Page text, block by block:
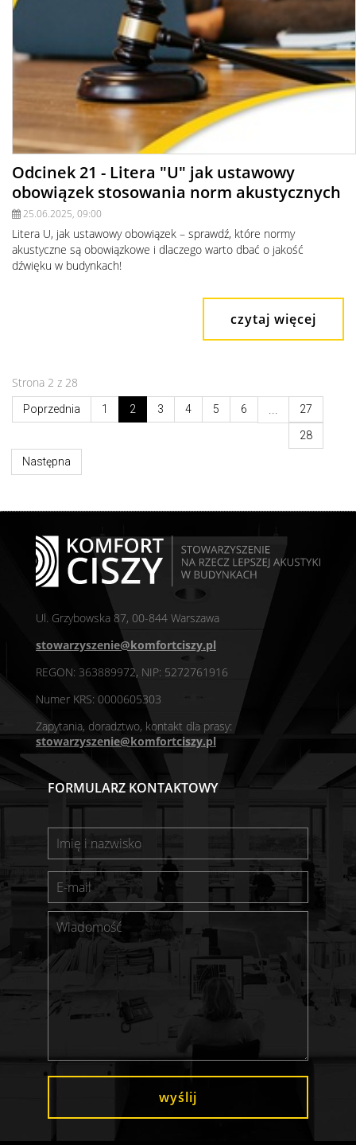
Odcinek 21 - Litera "U" jak ustawowy
obowiązek stosowania norm akustycznych
25.06.2025, 09:00
Litera U, jak ustawowy obowiązek – sprawdź, które normy
akustyczne są obowiązkowe i dlaczego warto dbać o jakość
dźwięku w budynkach!
czytaj więcej
Strona 2 z 28
Poprzednia 1 2 3 4 5 6 ... 27
28
Następna
Ul. Grzybowska 87, 00-844 Warszawa
stowarzyszenie@komfortciszy.pl
REGON: 363889972, NIP: 5272761916
Numer KRS: 0000605303
Zapytania, doradztwo, kontakt dla prasy:
stowarzyszenie@komfortciszy.pl
FORMULARZ KONTAKTOWY
wyślij